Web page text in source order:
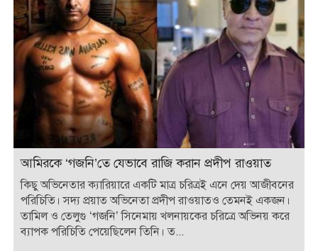
আমিরকে ‘গজনি’তে যেভাবে রাজি করান প্রদীপ রাওয়াত
কিছু অভিনেতার ক্যারিয়ারে একটি মাত্র চরিত্রই এনে দেয় আজীবনের
পরিচিতি। সদ্য প্রয়াত অভিনেতা প্রদীপ রাওয়াতও তেমনই একজন।
তামিল ও তেলুগু ‘গজনি’ সিনেমায় খলনায়কের চরিত্রে অভিনয় করে
ব্যাপক পরিচিতি পেয়েছিলেন তিনি। ত...